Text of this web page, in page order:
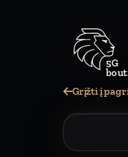
5G
Grįžti į